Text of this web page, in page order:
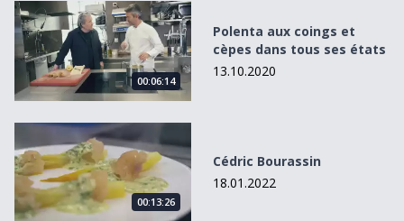
Polenta aux coings et cèpes dans tous ses états
00:06:14
Polenta aux coings et
cèpes dans tous ses états
13.10.2020
Cédric Bourassin
00:13:26
Cédric Bourassin
18.01.2022